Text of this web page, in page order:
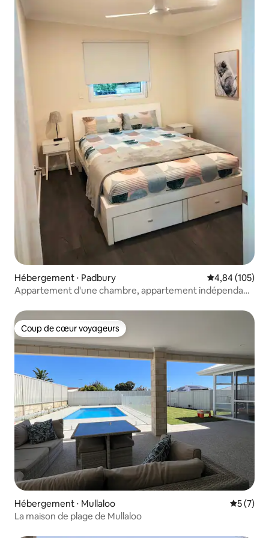
Hébergement ⋅ Padbury Évaluation
4,84 (105)
Appartement d'une chambre, appartement indépendant,
Coup de cœur voyageurs
Coup de cœur voyageurs
Hébergement ⋅ Mullaloo
5 (7)
La maison de plage de Mullaloo